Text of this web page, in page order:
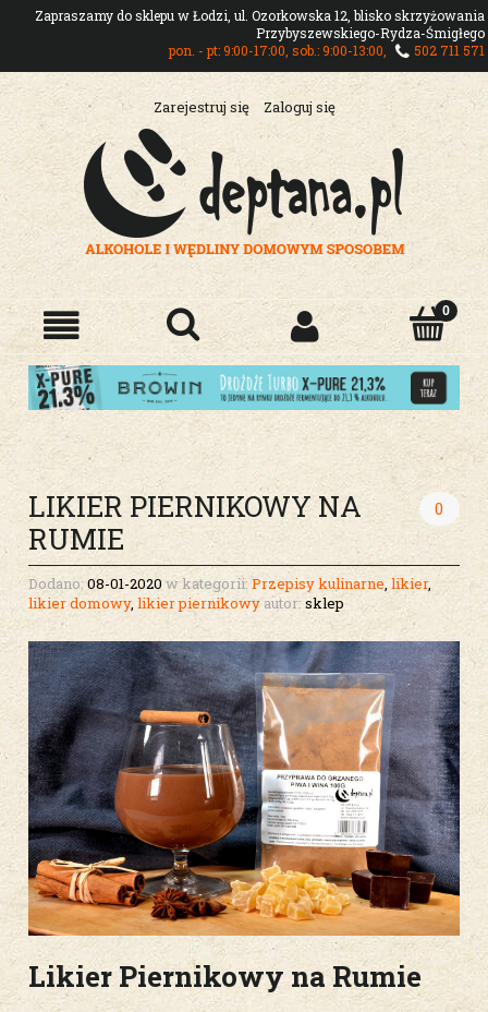
Zapraszamy do sklepu w Łodzi, ul. Ozorkowska 12, blisko skrzyżowania
Przybyszewskiego-Rydza-Śmigłego
pon. - pt: 9:00-17:00, sob.: 9:00-13:00,
502 711 571
Zarejestruj się Zaloguj się
LIKIER PIERNIKOWY NA
RUMIE
0
Dodano: 08-01-2020 w kategorii: Przepisy kulinarne likier,
likier domowy, likier piernikowyautor: sklep
Likier Piernikowy na Rumie